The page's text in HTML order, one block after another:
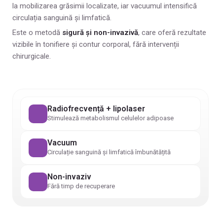
la mobilizarea grăsimii localizate, iar vacuumul intensifică
circulația sanguină și limfatică.
Este o metodă sigură și non-invazivă, care oferă rezultate
vizibile în tonifiere și contur corporal, fără intervenții
chirurgicale.
Radiofrecvență + lipolaser
Stimulează metabolismul celulelor adipoase
Vacuum
Circulație sanguină și limfatică îmbunătățită
Non-invaziv
Fără timp de recuperare